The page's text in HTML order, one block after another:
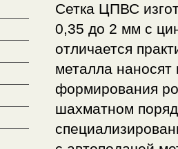
Сетка ЦПВС
0,35 до 2 мм с
отличается
металла наносят
формирования
шахматном